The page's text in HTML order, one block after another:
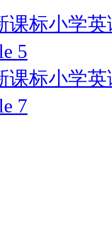
课标小学
5
课标小学
7